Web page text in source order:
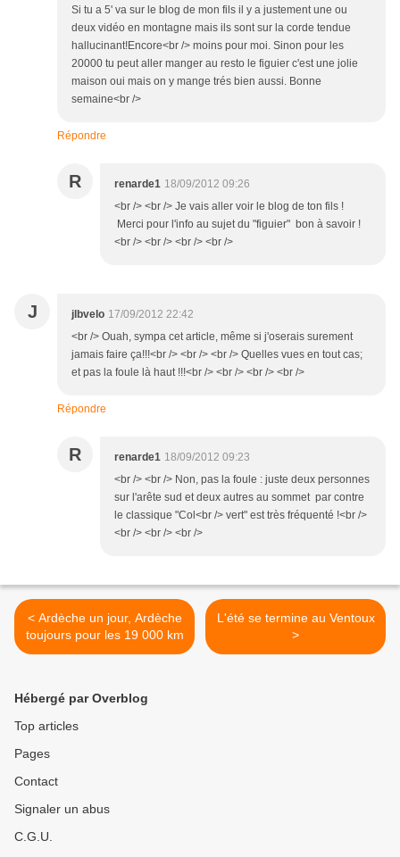
Si tu a 5' va sur le blog de mon fils il y a justement une ou
deux vidéo en montagne mais ils sont sur la corde tendue
hallucinant!Encore<br /> moins pour moi. Sinon pour les
20000 tu peut aller manger au resto le figuier c'est une jolie
maison oui mais on y mange trés bien aussi. Bonne
semaine<br />
Répondre
R renarde1 18/09/2012 09:26
<br /> <br /> Je vais aller voir le blog de ton fils !
Merci pour l'info au sujet du "figuier" bon à savoir !
<br /> <br /> <br /> <br />
J jlbvelo 17/09/2012 22:42
<br /> Ouah, sympa cet article, même si j'oserais surement
jamais faire ça!!!<br /> <br /> <br /> Quelles vues en tout cas;
et pas la foule là haut !!!<br /> <br /> <br /> <br />
Répondre
R renarde1 18/09/2012 09:23
<br /> <br /> Non, pas la foule : juste deux personnes
sur l'arête sud et deux autres au sommet par contre
le classique "Col<br /> vert" est très fréquenté !<br />
<br /> <br /> <br />
< Ardèche un jour, Ardèche
toujours pour les 19 000 km
L'été se termine au Ventoux
>
Hébergé par Overblog
Top articles
Pages
Contact
Signaler un abus
C.G.U.